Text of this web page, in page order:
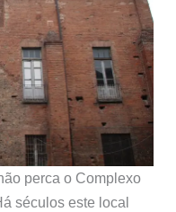
perca o Complexo
séculos este local